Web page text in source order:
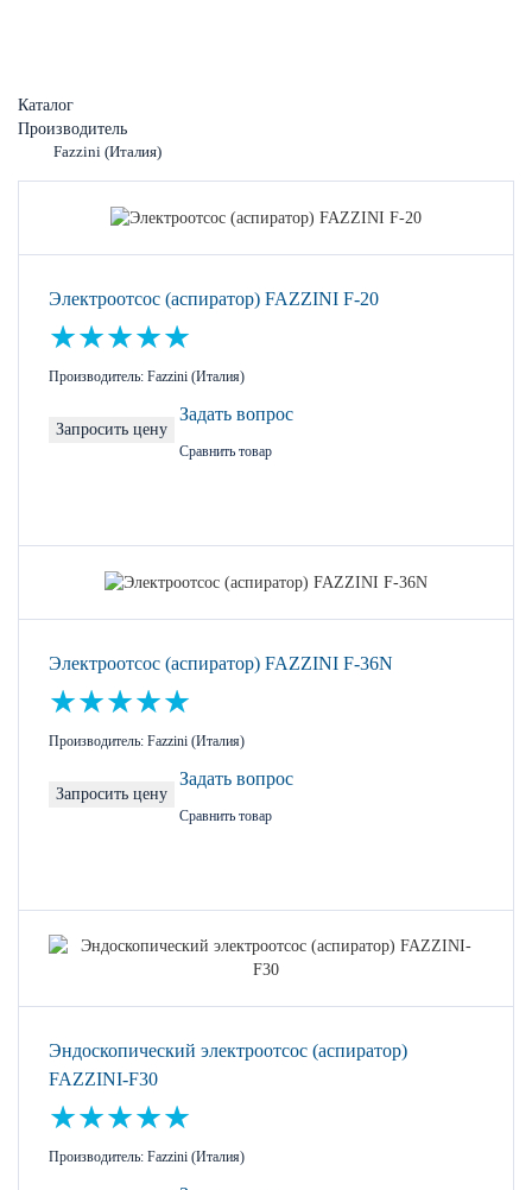
Каталог
Производитель
Fazzini (Италия)
Электроотсос (аспиратор) FAZZINI F-20
Производитель: Fazzini (Италия)
Запросить цену
Задать вопрос
Сравнить товар
Электроотсос (аспиратор) FAZZINI F-36N
Производитель: Fazzini (Италия)
Запросить цену
Задать вопрос
Сравнить товар
Эндоскопический электроотсос (аспиратор)
FAZZINI-F30
Производитель: Fazzini (Италия)